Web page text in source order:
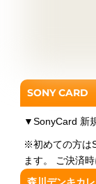
SONY CARD
▼SonyCard 新
※初めての方は
ます。 ご決済
森川デンキカ